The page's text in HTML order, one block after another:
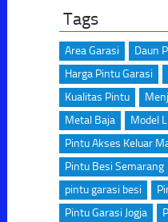
Tags
Area Garasi Daun
Harga Pintu Garasi
Kualitas Pintu
Metal Baja
Model
Pintu Akses Keluar
Pintu Besi Semarang
pintu garasi besi
Pintu Garasi Jogja